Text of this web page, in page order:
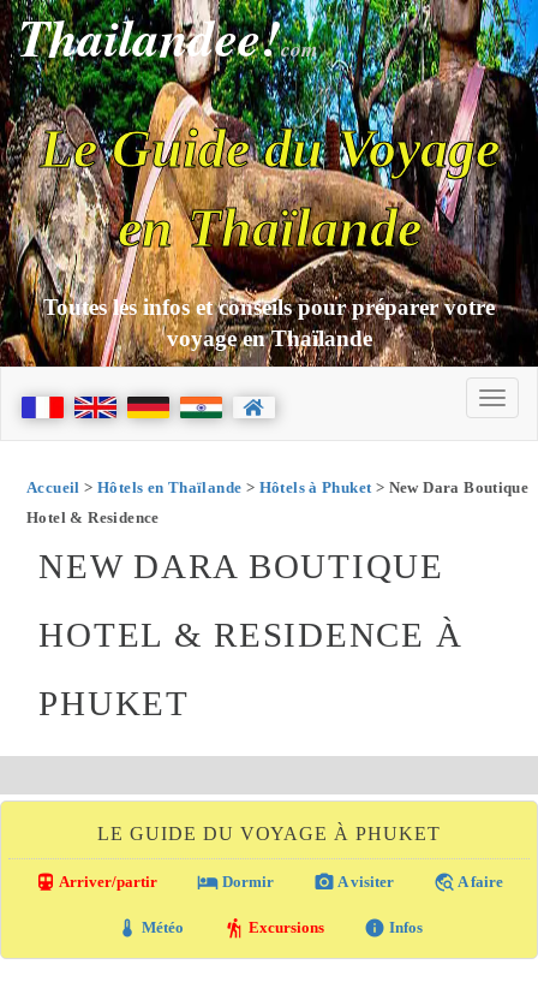
Thailandee!com
Le Guide du Voyage
en Thaïlande
Toutes les infos et conseils pour préparer votre
voyage en Thaïlande
Accueil > Hôtels en Thaïlande > Hôtels à Phuket> New Dara Boutique
Hotel & Residence
NEW DARA BOUTIQUE
HOTEL & RESIDENCE À
PHUKET
LE GUIDE DU VOYAGE À PHUKET
directions_transit Arriver/partir local_hotel Dormir photo_camera A visiter travel_explore A faire
thermostat Météo hiking Excursions info Infos